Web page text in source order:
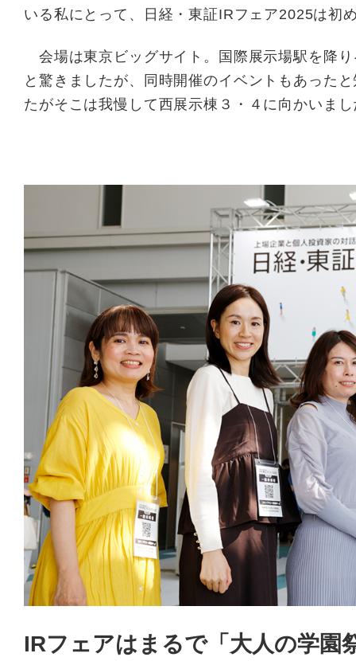
いる私にとって、日経・東証IRフェア2025は初
会場は東京ビッグサイト。国際展示場駅を降
と驚きましたが、同時開催のイベントもあった
たがそこは我慢して西展示棟３・４に向かいま
IRフェアはまるで「大人の学園